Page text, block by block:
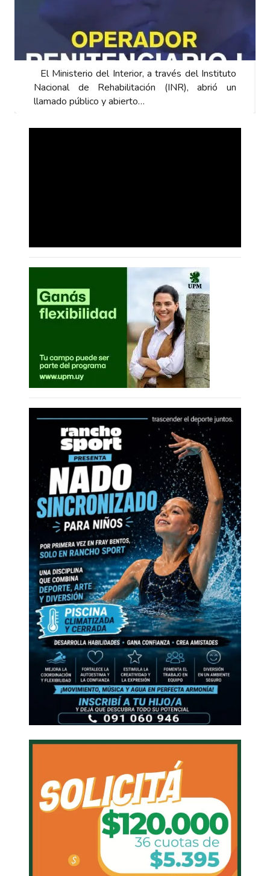
El Ministerio del Interior, a través del Instituto
Nacional de Rehabilitación (INR), abrió un
llamado público y abierto…